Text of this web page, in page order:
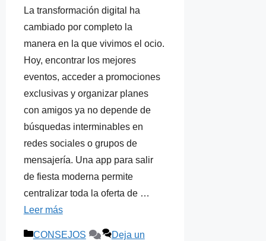
La transformación digital ha
cambiado por completo la
manera en la que vivimos el ocio.
Hoy, encontrar los mejores
eventos, acceder a promociones
exclusivas y organizar planes
con amigos ya no depende de
búsquedas interminables en
redes sociales o grupos de
mensajería. Una app para salir
de fiesta moderna permite
centralizar toda la oferta de …
Leer más
Categorías
CONSEJOS
Deja un